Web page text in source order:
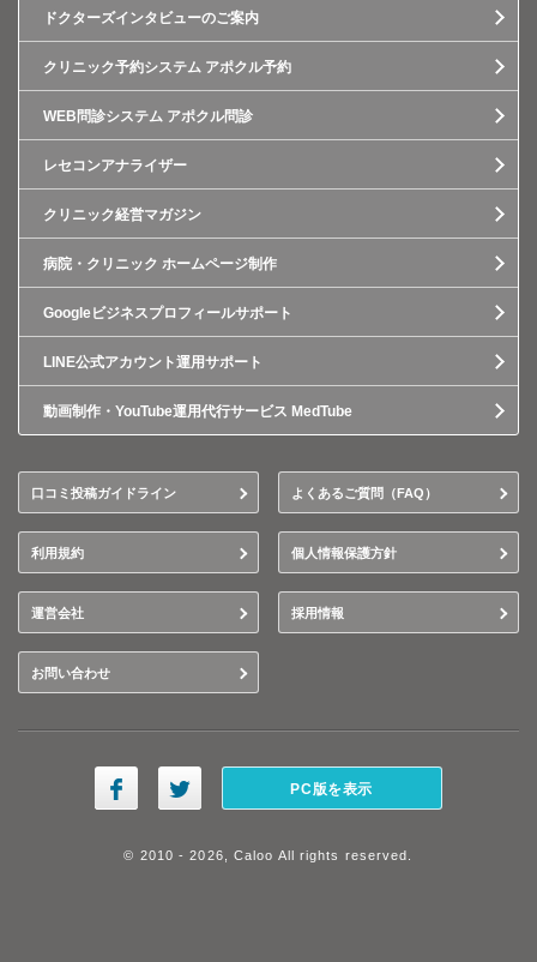
ドクターズインタビューのご案内
クリニック予約システム アポクル予約
WEB問診システム アポクル問診
レセコンアナライザー
クリニック経営マガジン
病院・クリニック ホームページ制作
Googleビジネスプロフィールサポート
LINE公式アカウント運用サポート
動画制作・YouTube運用代行サービス MedTube
口コミ投稿ガイドライン よくあるご質問（FAQ）
利用規約 個人情報保護方針
運営会社 採用情報
お問い合わせ
PC版を表示
© 2010 - 2026, Caloo All rights reserved.